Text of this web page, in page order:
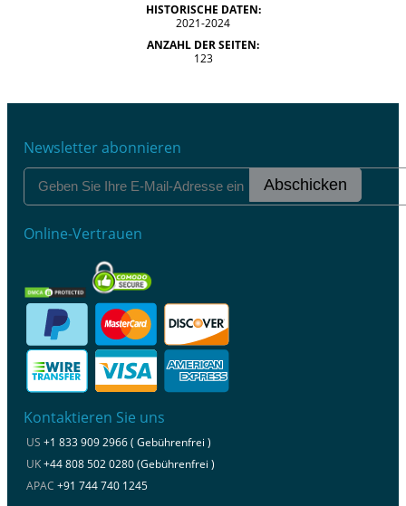
HISTORISCHE DATEN:
2021-2024
ANZAHL DER SEITEN:
123
Newsletter abonnieren
Abschicken
Online-Vertrauen
Kontaktieren Sie uns
US +1 833 909 2966 ( Gebührenfrei )
UK+44 808 502 0280 (Gebührenfrei )
APAC +91 744 740 1245